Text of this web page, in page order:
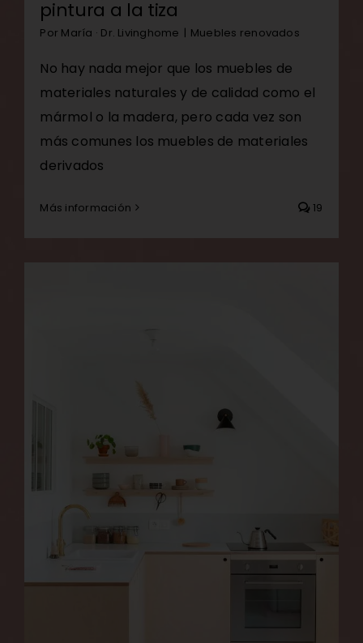
pintura a la tiza
Por María · Dr. Livinghome | Muebles renovados
No hay nada mejor que los muebles de
materiales naturales y de calidad como el
mármol o la madera, pero cada vez son
más comunes los muebles de materiales
derivados
Más información 19